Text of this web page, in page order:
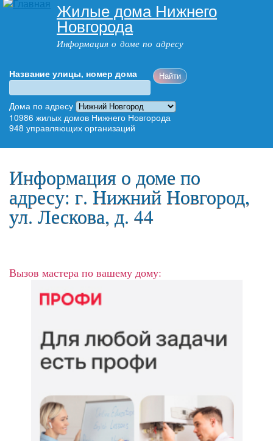
Перейти к
основному
содержанию
Жилые дома Нижнего
Новгорода
Информация о доме по адресу
Адрес дома
Название улицы, номер дома
Дома по адресу
10986 жилых домов Нижнего Новгорода
948 управляющих организаций
Информация о доме по
адресу: г. Нижний Новгород,
ул. Лескова, д. 44
Вызов мастера по вашему дому: